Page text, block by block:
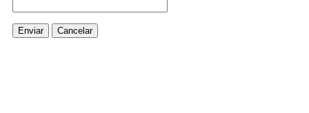
Enviar Cancelar